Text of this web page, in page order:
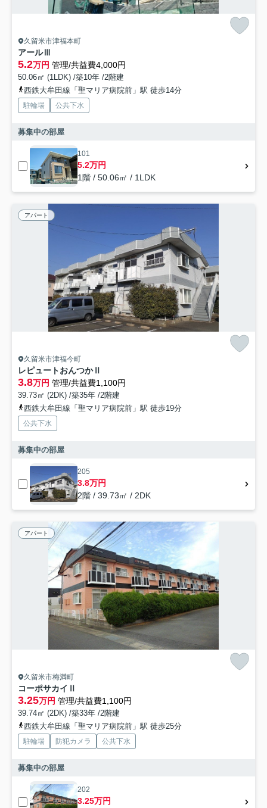
久留米市津福本町
アールⅢ
5.2万円 管理/共益費4,000円
50.06㎡ (1LDK) /築10年 /2階建
西鉄大牟田線「聖マリア病院前」駅 徒歩14分
駐輪場 公共下水
募集中の部屋
101
5.2万円
1階 / 50.06㎡ / 1LDK
アパート
久留米市津福今町
レピュートおんつかⅡ
3.8万円 管理/共益費1,100円
39.73㎡ (2DK) /築35年 /2階建
西鉄大牟田線「聖マリア病院前」駅 徒歩19分
公共下水
募集中の部屋
205
3.8万円
2階 / 39.73㎡ / 2DK
アパート
久留米市梅満町
コーポサカイⅡ
3.25万円 管理/共益費1,100円
39.74㎡ (2DK) /築33年 /2階建
西鉄大牟田線「聖マリア病院前」駅 徒歩25分
駐輪場 防犯カメラ 公共下水
募集中の部屋
202
3.25万円